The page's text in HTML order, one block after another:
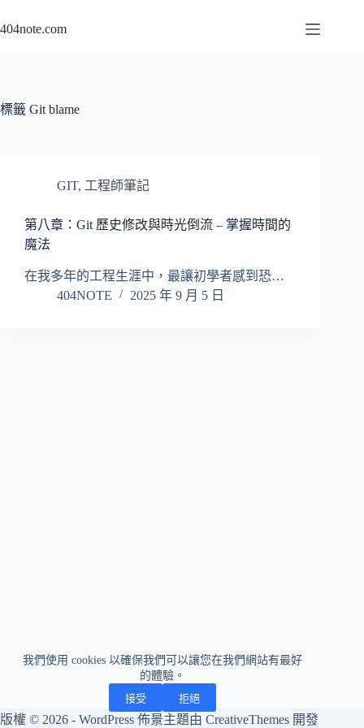
至
容
我們使用 cookies 以確保我們可以讓您在我們網站有最好
的體驗。
接受 拒絕
404note.com
標籤 Git blame
GIT, 工程師筆記
第八章：Git 歷史修改與時光倒流 – 掌握時間的
魔法
在我多年的工程生涯中，最讓初學者感到恐…
404NOTE
2025 年 9 月 5 日
版權 © 2026 - WordPress 佈景主題由 CreativeThemes 開發